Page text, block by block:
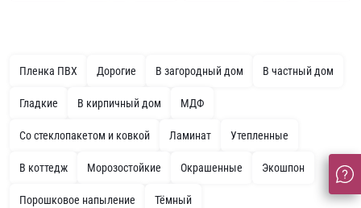
Пленка ПВХ Дорогие В загородный дом В частный дом
Гладкие В кирпичный дом МДФ
Со стеклопакетом и ковкой Ламинат Утепленные
В коттедж Морозостойкие Окрашенные Экошпон
Порошковое напыление Тёмный